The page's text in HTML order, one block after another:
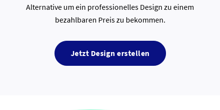
Alternative um ein professionelles Design zu einem
bezahlbaren Preis zu bekommen.
Jetzt Design erstellen